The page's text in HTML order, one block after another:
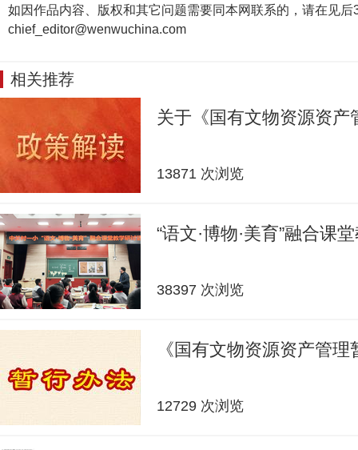
如因作品内容、版权和其它问题需要同本网联系的，请在见后
chief_editor@wenwuchina.com
相关推荐
关于《国有文物资源资
13871 次浏览
“语文·博物·美育”融合课
38397 次浏览
《国有文物资源资产管
12729 次浏览